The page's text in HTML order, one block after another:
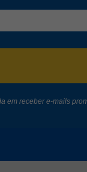
em receber e-mails